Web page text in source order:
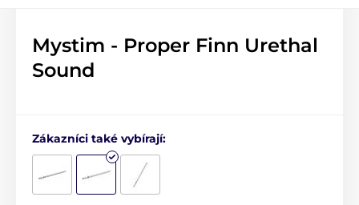
Mystim - Proper Finn Urethal
Sound
Zákazníci také vybírají: